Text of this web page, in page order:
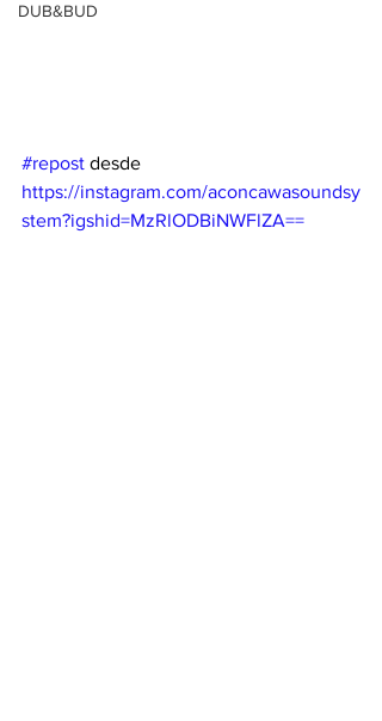
DUB&BUD
#repost desde
https://instagram.com/aconcawasoundsy
stem?igshid=MzRlODBiNWFlZA==